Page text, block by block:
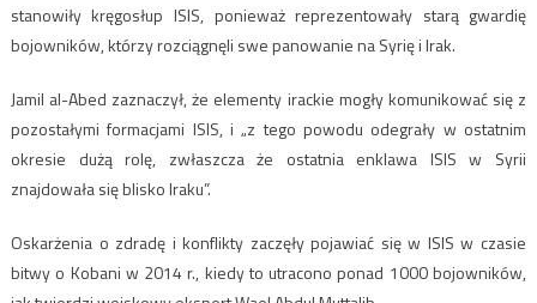
stanowiły kręgosłup ISIS, ponieważ reprezentowały starą gwardię
bojowników, którzy rozciągnęli swe panowanie na Syrię i Irak.
Jamil al-Abed zaznaczył, że elementy irackie mogły komunikować się z
pozostałymi formacjami ISIS, i „z tego powodu odegrały w ostatnim
okresie dużą rolę, zwłaszcza że ostatnia enklawa ISIS w Syrii
znajdowała się blisko Iraku”.
Oskarżenia o zdradę i konflikty zaczęły pojawiać się w ISIS w czasie
bitwy o Kobani w 2014 r., kiedy to utracono ponad 1000 bojowników,